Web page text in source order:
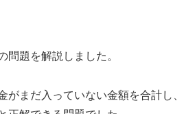
問題を解説しました。
がまだ入っていない金額を合計し、